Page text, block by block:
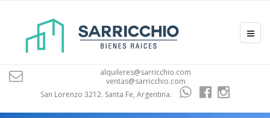
alquileres@sarricchio.com
ventas@sarricchio.com
San Lorenzo 3212. Santa Fe, Argentina.